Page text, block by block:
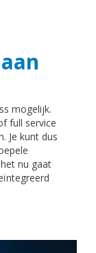
mogelijk.
full service
Je kunt dus
nu gaat